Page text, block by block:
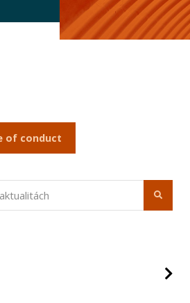
of conduct